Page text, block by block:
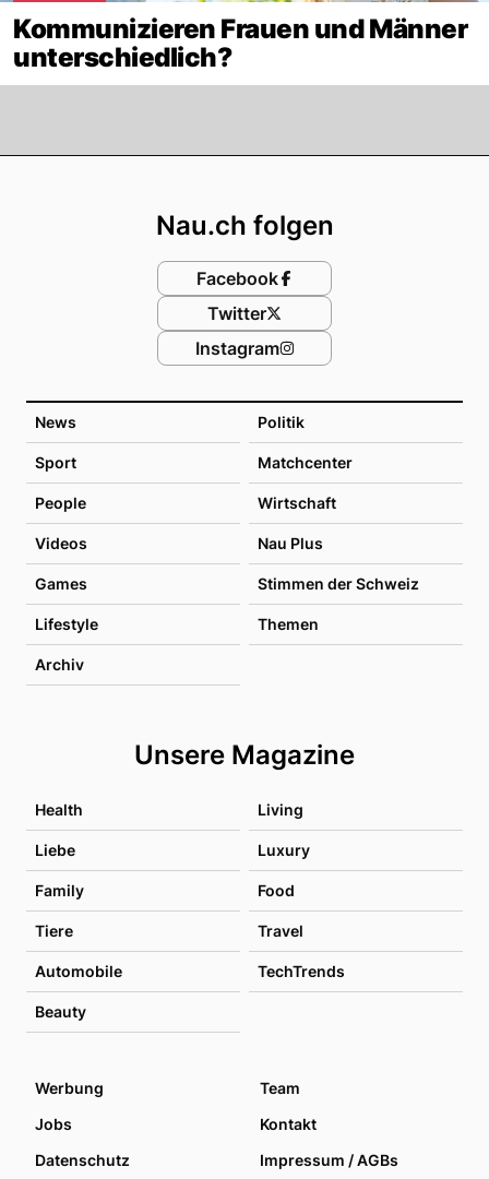
Kommunizieren Frauen und Männer
unterschiedlich?
News Politik
Sport Matchcenter
People Wirtschaft
Videos Nau Plus
Games Stimmen der Schweiz
Lifestyle Themen
Archiv
Unsere Magazine
Health Living
Liebe Luxury
Family Food
Tiere Travel
Automobile TechTrends
Beauty
Nau.ch folgen
Facebook
Twitter
Instagram
Werbung
Team
Jobs
Kontakt
Datenschutz
Impressum / AGBs